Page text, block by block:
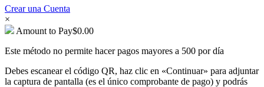
Crear una Cuenta
×
Amount to Pay$0.00
Este método no permite hacer pagos mayores a 500 por día
Debes escanear el código QR, haz clic en «Continuar» para adjuntar
la captura de pantalla (es el único comprobante de pago) y podrás